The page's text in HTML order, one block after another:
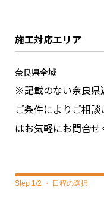
施工対応エリア
奈良県全域
※記載のない奈良県
ご条件によりご相
はお気軽にお問合せ
Step 1/2 ・ 日程の選択